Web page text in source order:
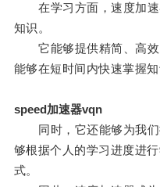
在学习方面，速度加速
知识。
它能够提供精简、高效
能够在短时间内快速掌握知
speed加速器vqn
同时，它还能够为我们
够根据个人的学习进度进
式。